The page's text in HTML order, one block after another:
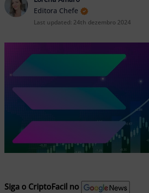
Editora Chefe
Last updated: 24th dezembro 2024
Siga o CriptoFacil no